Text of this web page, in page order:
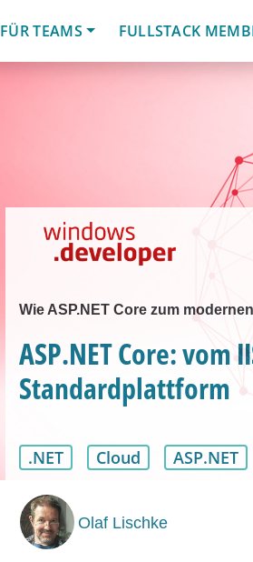
FÜR TEAMS
FULLSTACK
Wie ASP.NET Core zum
ASP.NET Core:
Standardplattform
.NET Cloud ASP.NET
Olaf Lischke